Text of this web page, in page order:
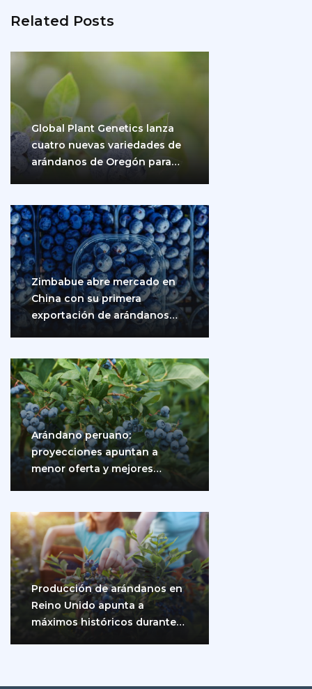
Related Posts
Global Plant Genetics lanza
cuatro nuevas variedades de
arándanos de Oregón para
Zimbabue abre mercado en
China con su primera
exportación de arándanos
Arándano peruano:
proyecciones apuntan a
menor oferta y mejores
Producción de arándanos en
Reino Unido apunta a
máximos históricos durante